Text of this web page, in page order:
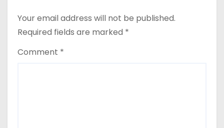
Your email address will not be published.
Required fields are marked *
Comment *